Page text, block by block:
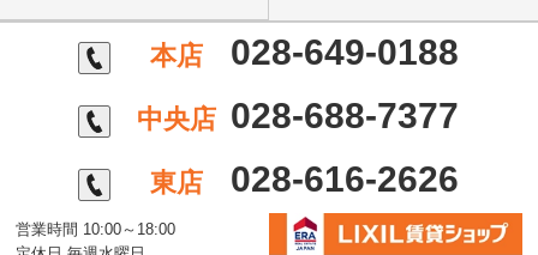
本店 028-649-0188
中央店 028-688-7377
東店 028-616-2626
営業時間 10:00～18:00